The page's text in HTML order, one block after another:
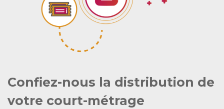
Confiez-nous la distribution de
votre court-métrage